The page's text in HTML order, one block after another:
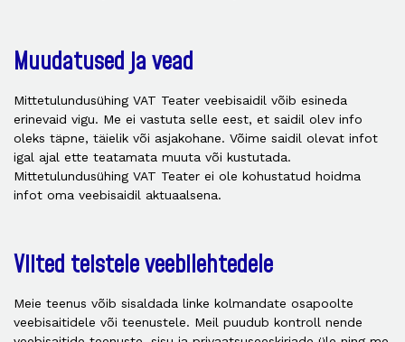
Muudatused ja vead
Mittetulundusühing VAT Teater veebisaidil võib esineda
erinevaid vigu. Me ei vastuta selle eest, et saidil olev info
oleks täpne, täielik või asjakohane. Võime saidil olevat infot
igal ajal ette teatamata muuta või kustutada.
Mittetulundusühing VAT Teater ei ole kohustatud hoidma
infot oma veebisaidil aktuaalsena.
Viited teistele veebilehtedele
Meie teenus võib sisaldada linke kolmandate osapoolte
veebisaitidele või teenustele. Meil puudub kontroll nende